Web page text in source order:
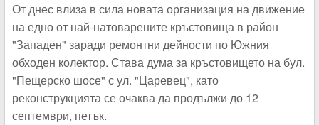
От днес влиза в сила новата организация на движение
на едно от най-натоварените кръстовища в район
"Западен" заради ремонтни дейности по Южния
обходен колектор. Става дума за кръстовището на бул.
"Пещерско шосе" с ул. "Царевец", като
реконструкцията се очаква да продължи до 12
септември, петък.